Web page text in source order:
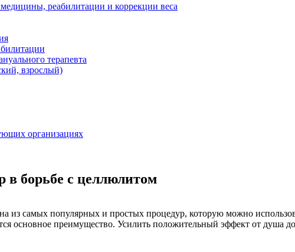
реабилитации и коррекции веса
терапевта
взрослый)
организациях
в борьбе с целлюлитом
самых популярных и простых процедур, которую можно
основное преимущество. Усилить положительный эффект от